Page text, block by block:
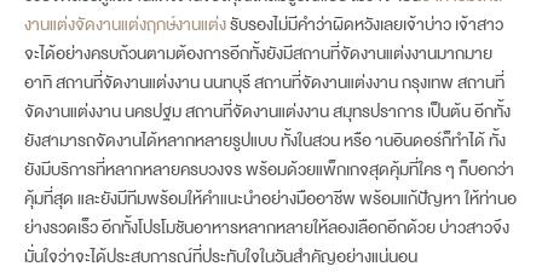
งานแต่งจัดงานแต่งฤกษ์งานแต่งรับรองไม่มีคำว่าผิดหวังเลยเจ้าบ่าว เจ้าสาว
จะได้อย่างครบถ้วนตามต้องการอีกทั้งยังมีสถานที่จัดงานแต่งงานมากมาย
อาทิ สถานที่จัดงานแต่งงาน นนทบุรี สถานที่จัดงานแต่งงาน กรุงเทพ สถานที่
จัดงานแต่งงาน นครปฐม สถานที่จัดงานแต่งงาน สมุทรปราการ เป็นต้น อีกทั้ง
ยังสามารถจัดงานได้หลากหลายรูปแบบ ทั้งในสวน หรือ านอินดอร์ก็ทำได้ ทั้ง
ยังมีบริการที่หลากหลายครบวงจร พร้อมด้วยแพ็กเกจสุดคุ้มที่ใคร ๆ ก็บอกว่า
คุ้มที่สุด และยังมีทีมพร้อมให้คำแนะนำอย่างมืออาชีพ พร้อมแก้ปัญหา ให้ท่านอ
ย่างรวดเร็ว อีกทั้งโปรโมชันอาหารหลากหลายให้ลองเลือกอีกด้วย บ่าวสาวจึง
มั่นใจว่าจะได้ประสบการณ์ที่ประทับใจในวันสำคัญอย่างแน่นอน